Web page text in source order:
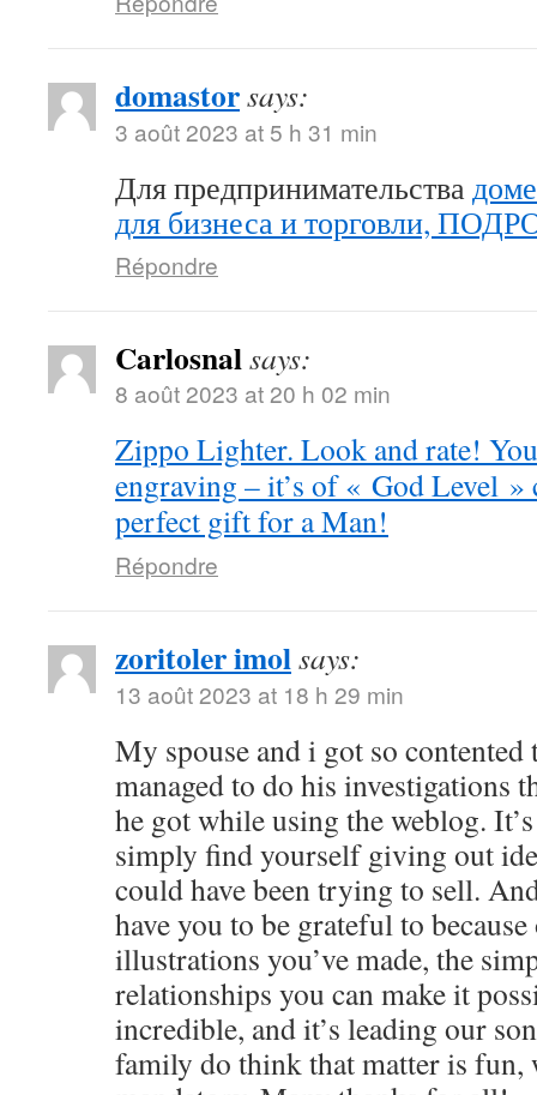
domastorsays:
3 août 2023 at 5 h 31 min
Для предпринимательства
для бизнеса и торговли,
Répondre
Carlosnalsays:
8 août 2023 at 20 h 02 min
Zippo Lighter. Look and rate!
engraving – it’s of « God Level
perfect gift for a Man!
Répondre
zoritoler imolsays:
13 août 2023 at 18 h 29 min
My spouse and i got so contented
managed to do his investigations
he got while using the weblog.
simply find yourself giving out
could have been trying to sell.
have you to be grateful to
illustrations you’ve made, the
relationships you can make it
incredible, and it’s leading our
family do think that matter is